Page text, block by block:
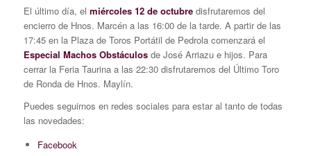
El último día, el miércoles 12 de octubredisfrutaremos del
encierro de Hnos. Marcén a las 16:00 de la tarde. A partir de las
17:45 en la Plaza de Toros Portátil de Pedrola comenzará el
Especial Machos Obstáculosde José Arriazu e hijos. Para
cerrar la Feria Taurina a las 22:30 disfrutaremos del Último Toro
de Ronda de Hnos. Maylín.
Puedes seguirnos en redes sociales para estar al tanto de todas
las novedades:
Facebook